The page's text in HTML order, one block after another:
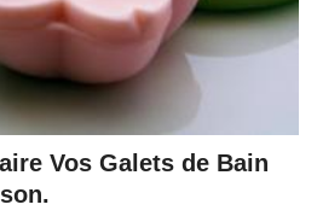
Vos Galets de Bain